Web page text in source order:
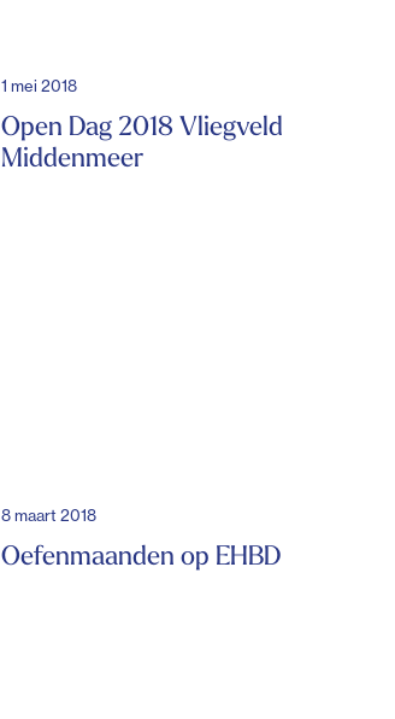
1 mei 2018
Open Dag 2018 Vliegveld
Middenmeer
8 maart 2018
Oefenmaanden op EHBD